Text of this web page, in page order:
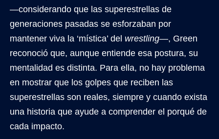
—considerando que las superestrellas de
generaciones pasadas se esforzaban por
mantener viva la ‘mística’ del wrestling—, Green
reconoció que, aunque entiende esa postura, su
mentalidad es distinta. Para ella, no hay problema
en mostrar que los golpes que reciben las
superestrellas son reales, siempre y cuando exista
una historia que ayude a comprender el porqué de
cada impacto.